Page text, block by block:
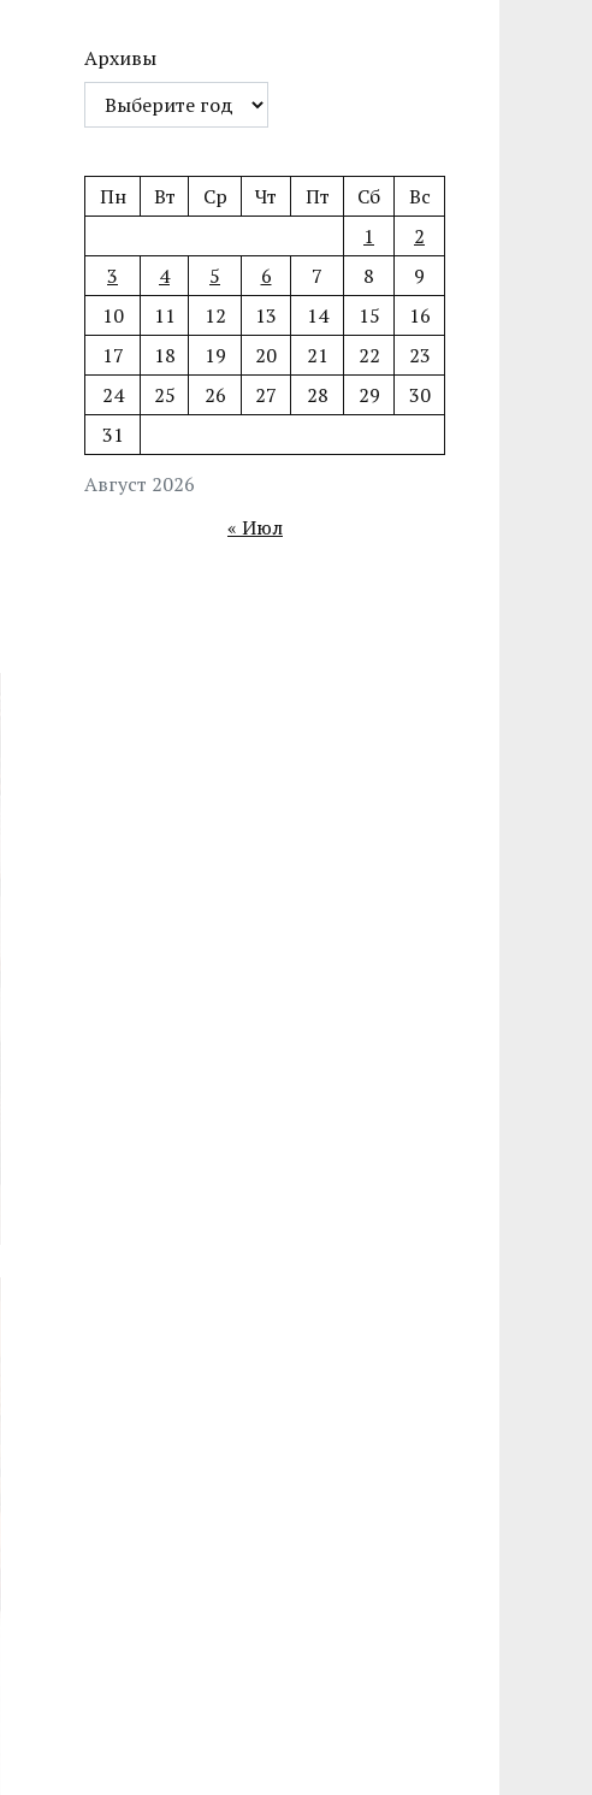
Архивы
Август 2026
Пн Вт Ср Чт Пт Сб
Вс
1
2
3
4 5 6 7 8
9
10
11 12 13 14 15
16
17
18 19 20 21 22
23
24
25 26 27 28 29
30
31
« Июл